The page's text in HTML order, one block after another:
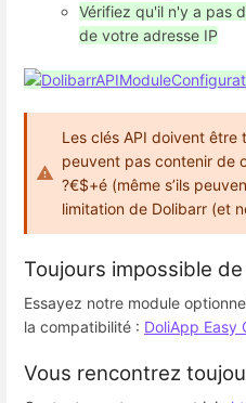
Vérifiez qu'il n'y a pas
de votre adresse IP
Les clés API doivent être
peuvent pas contenir de
?€$+é (même s’ils
limitation de Dolibarr (et
Toujours impossible
Essayez notre module
la compatibilité : DoliApp Easy
Vous rencontrez